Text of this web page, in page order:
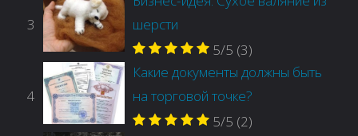
3
шерсти
5/5 (3)
4
Какие документы должны быть
на торговой точке?
5/5 (2)